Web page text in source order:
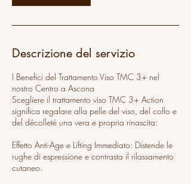
Descrizione del servizio
I Benefici del Trattamento Viso TMC 3+ nel
nostro Centro a Ascona
Scegliere il trattamento viso TMC 3+ Action
significa regalare alla pelle del viso, del collo e
del décolleté una vera e propria rinascita:
Effetto Anti-Age e Lifting Immediato: Distende le
rughe di espressione e contrasta il rilassamento
cutaneo.